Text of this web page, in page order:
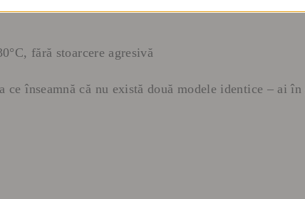
fără stoarcere agresivă
ce înseamnă că nu există două modele identice – ai